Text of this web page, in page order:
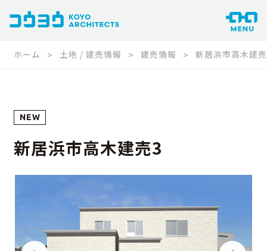
ホーム 土地 / 建売情報 建売情報 新居浜市高木建
NEW
新居浜市高木建売3